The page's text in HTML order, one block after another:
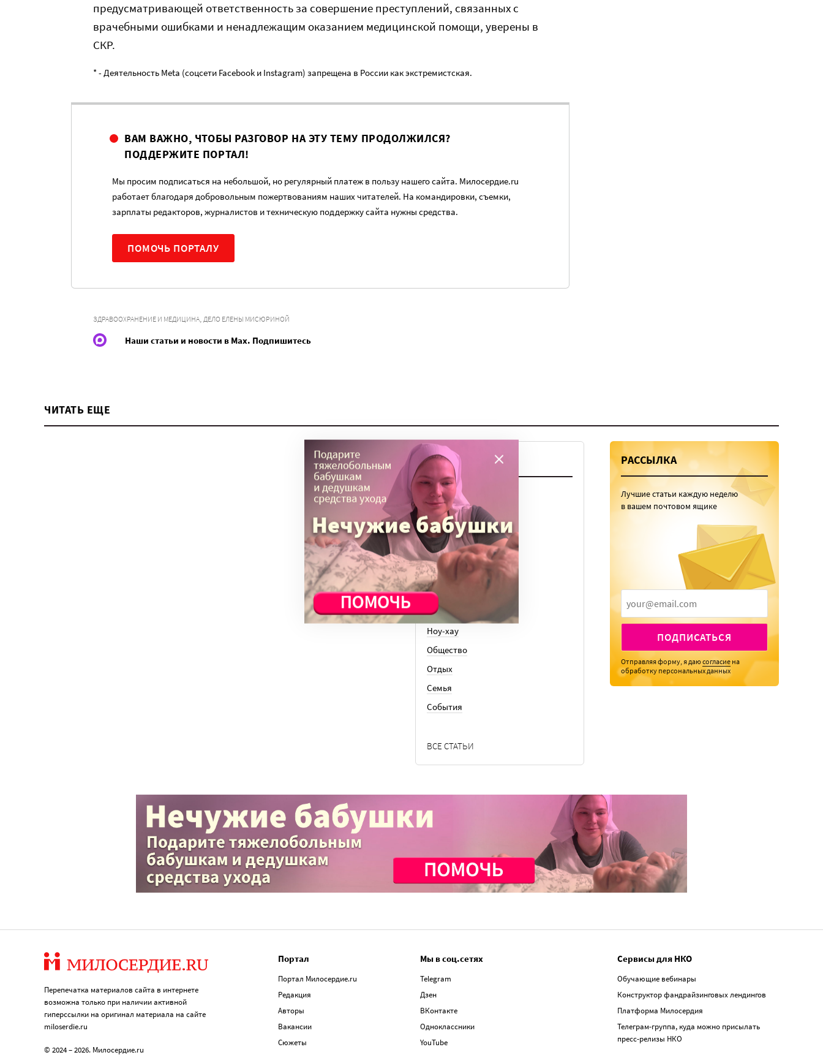
предусматривающей ответственность за совершение преступлений, связанных с
врачебными ошибками и ненадлежащим оказанием медицинской помощи, уверены в
СКР.
* - Деятельность Meta (соцсети Facebook и Instagram) запрещена в России как экстремистская.
ВАМ ВАЖНО, ЧТОБЫ РАЗГОВОР НА ЭТУ ТЕМУ ПРОДОЛЖИЛСЯ?
ПОДДЕРЖИТЕ ПОРТАЛ!
Мы просим подписаться на небольшой, но регулярный платеж в пользу нашего сайта. Милосердие.ru
работает благодаря добровольным пожертвованиям наших читателей. На командировки, съемки,
зарплаты редакторов, журналистов и техническую поддержку сайта нужны средства.
ПОМОЧЬ ПОРТАЛУ
ЗДРАВООХРАНЕНИЕ И МЕДИЦИНА, ДЕЛО ЕЛЕНЫ МИСЮРИНОЙ
Наши статьи и новости в Max. Подпишитесь
ЧИТАТЬ ЕЩЕ
ТЕМЫ
Вера
Законы
История
Колонки
Кто есть кто
Личный опыт
Медицина
Ноу-хау
Общество
Отдых
Семья
События
ВСЕ СТАТЬИ
РАССЫЛКА
Лучшие статьи каждую неделю
в вашем почтовом ящике
ПОДПИСАТЬСЯ
Отправляя форму, я даюсогласие на
обработку персональных данных
Перепечатка материалов сайта в интернете
возможна только при наличии активной
гиперссылки на оригинал материала на сайте
miloserdie.ru
© 2024 – 2026. Милосердие.ru
Портал
Портал Милосердие.ru
Редакция
Авторы
Вакансии
Сюжеты
Мы в соц.сетях
Telegram
Дзен
ВКонтакте
Одноклассники
YouTube
Сервисы для НКО
Обучающие вебинары
Конструктор фандрайзинговых лендингов
Платформа Милосердия
Телеграм-группа, куда можно присылать
пресс-релизы НКО